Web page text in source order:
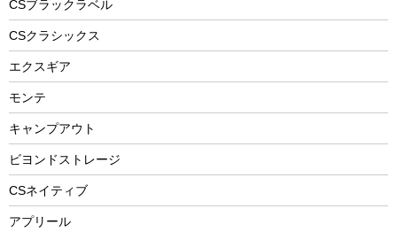
トレー
ランチョンマット
ランチボックス
ヘルメット
エアーポンプ
ビーチテント
ウィンター
スノーシュー
防寒ウェア
トレッキング
CSブラックラベル
CSクラシックス
エクスギア
モンテ
キャンプアウト
ビヨンドストレージ
CSネイティブ
アプリール